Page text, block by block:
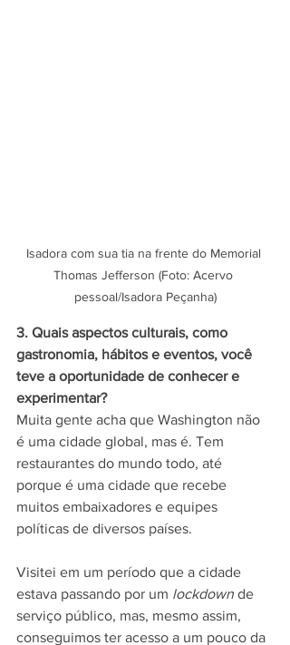
Isadora com sua tia na frente do Memorial
Thomas Jefferson (Foto: Acervo
pessoal/Isadora Peçanha)
3. Quais aspectos culturais, como
gastronomia, hábitos e eventos, você
teve a oportunidade de conhecer e
experimentar?
Muita gente acha que Washington não
é uma cidade global, mas é. Tem
restaurantes do mundo todo, até
porque é uma cidade que recebe
muitos embaixadores e equipes
políticas de diversos países.
Visitei em um período que a cidade
estava passando por um lockdown de
serviço público, mas, mesmo assim,
conseguimos ter acesso a um pouco da